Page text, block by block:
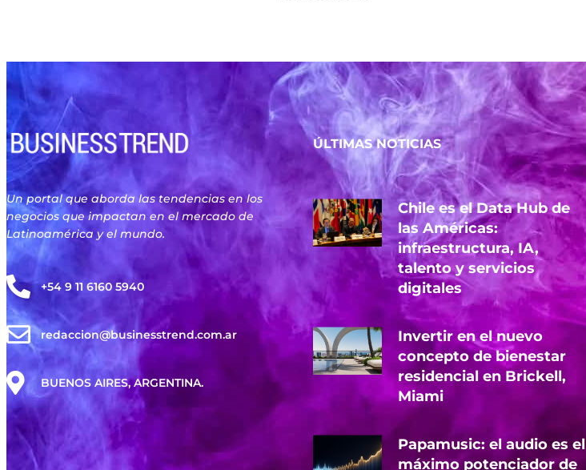
Un portal que aborda las tendencias en los
negocios que impactan en el mercado de
Latinoamérica y el mundo.
+54 9 11 6160 5940
redaccion@businesstrend.com.ar
BUENOS AIRES, ARGENTINA.
ÚLTIMAS NOTICIAS
Chile es el Data Hub de
las Américas:
infraestructura, IA,
talento y servicios
digitales
Invertir en el nuevo
concepto de bienestar
residencial en Brickell,
Miami
Papamusic: el audio es el
máximo potenciador de